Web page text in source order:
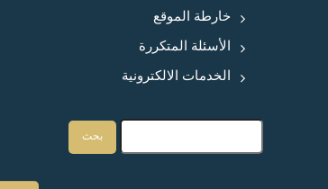
خارطة الموقع
الأسئلة المتكررة
الخدمات الالكترونية